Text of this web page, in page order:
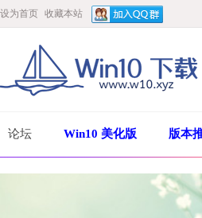
设为首页 收藏本站
论坛 Win10 美化版 版本